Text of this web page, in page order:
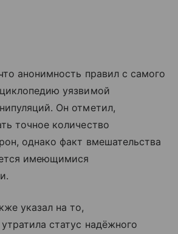
анонимность правил с самого
уязвимой
Он отметил,
точное количество
однако факт вмешательства
имеющимися
указал на то,
статус надёжного